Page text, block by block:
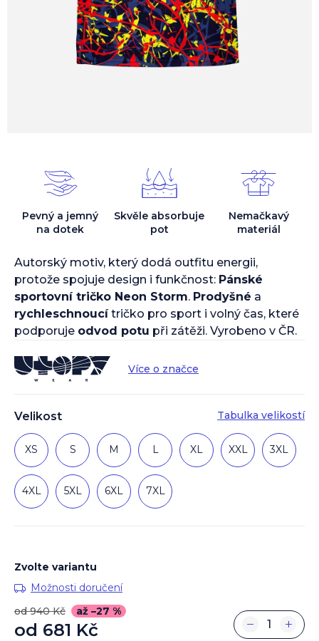
Velikost Tabulka velikostí
XS S M L XL XXL 3XL
4XL 5XL 6XL 7XL
Autorský motiv, který dodá outfitu energii,
protože spojuje design i funkčnost: Pánské
sportovní tričko Neon Storm. Prodyšné a
rychleschnoucítričko pro sport i volný čas, které
podporuje odvod potu při zátěži. Vyrobeno v ČR.
Více o značce
Pevný a jemný
na dotek
Skvěle absorbuje
pot
Nemačkavý
materiál
Zvolte variantu
Možnosti doručení
od 940 Kč
až –27 %
od 681 Kč +
−